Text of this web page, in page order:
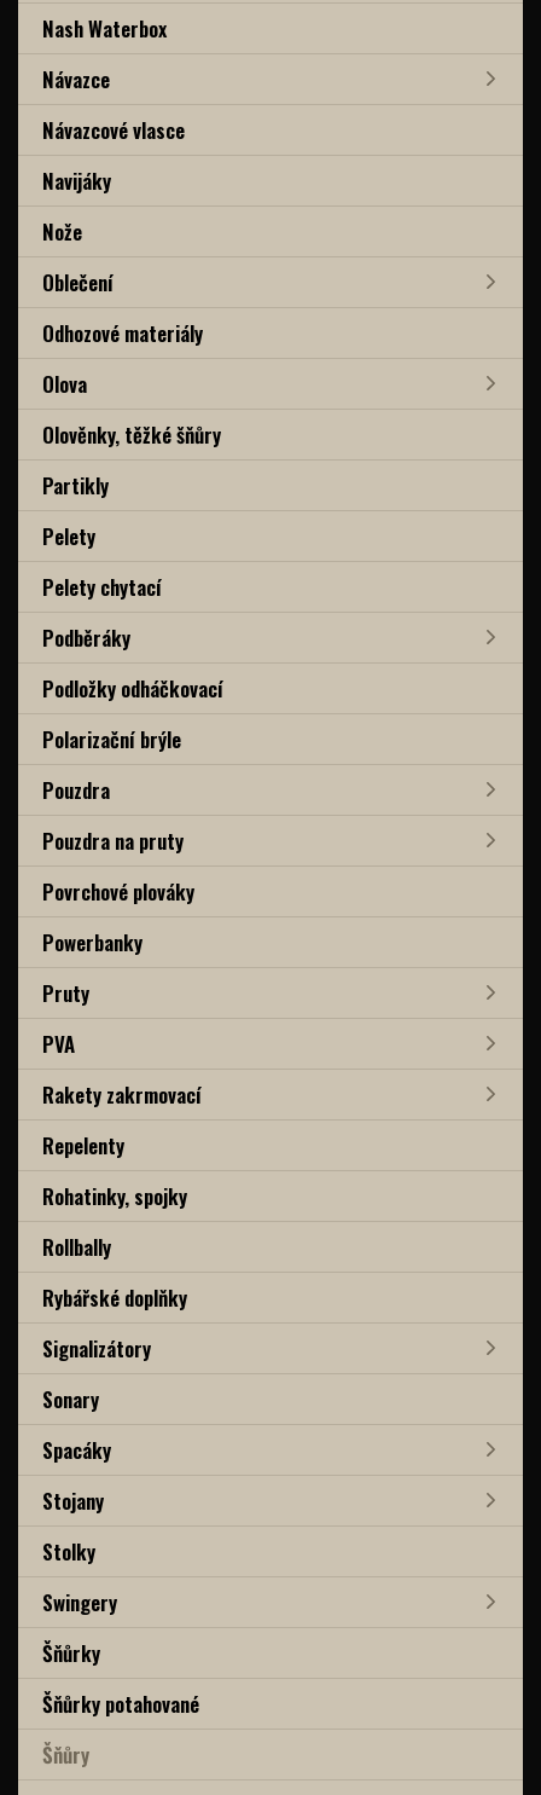
Nash Waterbox
Návazce
Návazcové vlasce
Navijáky
Nože
Oblečení
Odhozové materiály
Olova
Olověnky, těžké šňůry
Partikly
Pelety
Pelety chytací
Podběráky
Podložky odháčkovací
Polarizační brýle
Pouzdra
Pouzdra na pruty
Povrchové plováky
Powerbanky
Pruty
PVA
Rakety zakrmovací
Repelenty
Rohatinky, spojky
Rollbally
Rybářské doplňky
Signalizátory
Sonary
Spacáky
Stojany
Stolky
Swingery
Šňůrky
Šňůrky potahované
Šňůry